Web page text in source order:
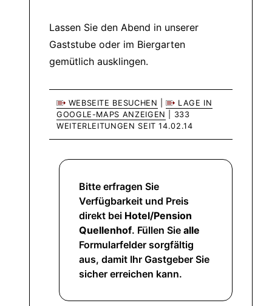
Lassen Sie den Abend in unserer
Gaststube oder im Biergarten
gemütlich ausklingen.
WEBSEITE BESUCHEN |
LAGE IN
GOOGLE-MAPS ANZEIGEN
| 333
WEITERLEITUNGEN SEIT 14.02.14
Bitte erfragen Sie
Verfügbarkeit und Preis
direkt bei Hotel/Pension
Quellenhof. Füllen Sie alle
Formularfelder sorgfältig
aus, damit Ihr Gastgeber Sie
sicher erreichen kann.